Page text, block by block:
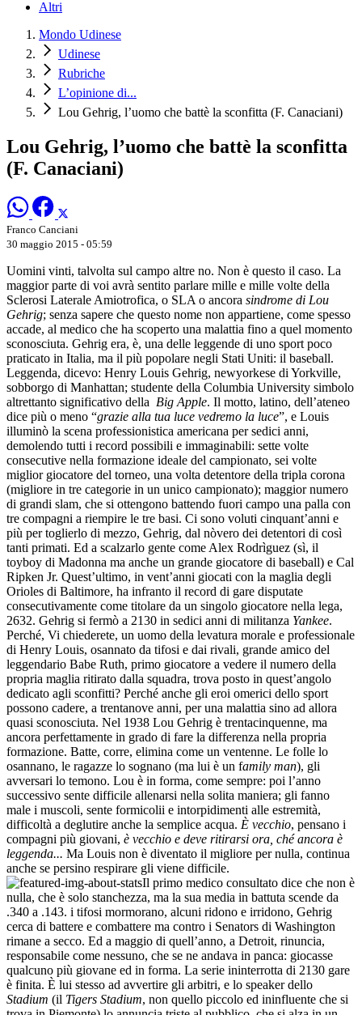
Altri
Mondo Udinese
Udinese
Rubriche
L’opinione di...
Lou Gehrig, l’uomo che battè la sconfitta (F. Canaciani)
Lou Gehrig, l’uomo che battè la sconfitta
(F. Canaciani)
Franco Canciani
30 maggio 2015 - 05:59
Uomini vinti, talvolta sul campo altre no. Non è questo il caso. La
maggior parte di voi avrà sentito parlare mille e mille volte della
Sclerosi Laterale Amiotrofica, o SLA o ancora sindrome di Lou
Gehrig; senza sapere che questo nome non appartiene, come spesso
accade, al medico che ha scoperto una malattia fino a quel momento
sconosciuta. Gehrig era, è, una delle leggende di uno sport poco
praticato in Italia, ma il più popolare negli Stati Uniti: il baseball.
Leggenda, dicevo: Henry Louis Gehrig, newyorkese di Yorkville,
sobborgo di Manhattan; studente della Columbia University simbolo
altrettanto significativo della Big Apple. Il motto, latino, dell’ateneo
dice più o meno “grazie alla tua luce vedremo la luce”, e Louis
illuminò la scena professionistica americana per sedici anni,
demolendo tutti i record possibili e immaginabili: sette volte
consecutive nella formazione ideale del campionato, sei volte
miglior giocatore del torneo, una volta detentore della tripla corona
(migliore in tre categorie in un unico campionato); maggior numero
di grandi slam, che si ottengono battendo fuori campo una palla con
tre compagni a riempire le tre basi. Ci sono voluti cinquant’anni e
più per toglierlo di mezzo, Gehrig, dal nòvero dei detentori di così
tanti primati. Ed a scalzarlo gente come Alex Rodrìguez (sì, il
toyboy di Madonna ma anche un grande giocatore di baseball) e Cal
Ripken Jr. Quest’ultimo, in vent’anni giocati con la maglia degli
Orioles di Baltimore, ha infranto il record di gare disputate
consecutivamente come titolare da un singolo giocatore nella lega,
2632. Gehrig si fermò a 2130 in sedici anni di militanza Yankee.
Perché, Vi chiederete, un uomo della levatura morale e professionale
di Henry Louis, osannato da tifosi e dai rivali, grande amico del
leggendario Babe Ruth, primo giocatore a vedere il numero della
propria maglia ritirato dalla squadra, trova posto in quest’angolo
dedicato agli sconfitti? Perché anche gli eroi omerici dello sport
possono cadere, a trentanove anni, per una malattia sino ad allora
quasi sconosciuta. Nel 1938 Lou Gehrig è trentacinquenne, ma
ancora perfettamente in grado di fare la differenza nella propria
formazione. Batte, corre, elimina come un ventenne. Le folle lo
osannano, le ragazze lo sognano (ma lui è un family man), gli
avversari lo temono. Lou è in forma, come sempre: poi l’anno
successivo sente difficile allenarsi nella solita maniera; gli fanno
male i muscoli, sente formicolii e intorpidimenti alle estremità,
difficoltà a deglutire anche la semplice acqua. È vecchio, pensano i
compagni più giovani, è vecchio e deve ritirarsi ora, ché ancora è
leggenda... Ma Louis non è diventato il migliore per nulla, continua
anche se persino respirare gli viene difficile.
Il primo medico consultato dice che non è
nulla, che è solo stanchezza, ma la sua media in battuta scende da
.340 a .143. i tifosi mormorano, alcuni ridono e irridono, Gehrig
cerca di battere e combattere ma contro i Senators di Washington
rimane a secco. Ed a maggio di quell’anno, a Detroit, rinuncia,
responsabile come nessuno, che se ne andava in panca: giocasse
qualcuno più giovane ed in forma. La serie ininterrotta di 2130 gare
è finita. È lui stesso ad avvertire gli arbitri, e lo speaker dello
Stadium (il Tigers Stadium, non quello piccolo ed ininfluente che si